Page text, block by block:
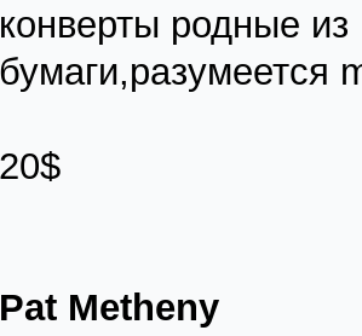
конверты родные из
бумаги,разумеется
20$
Pat Metheny